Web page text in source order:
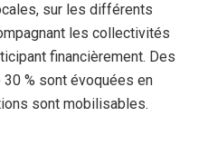
sur les différents
les collectivités
financièrement. Des
% sont évoquées en
sont mobilisables.